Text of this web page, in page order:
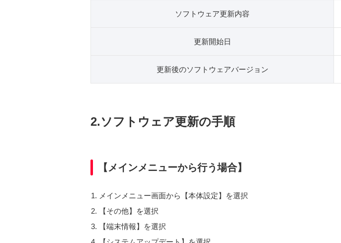
ソフトウェア更新内容
更新開始日
更新後のソフトウェアバージョン
2.ソフトウェア更新の手順
【メインメニューから行う場合】
メインメニュー画面から【本体設定】を選択
【その他】を選択
【端末情報】を選択